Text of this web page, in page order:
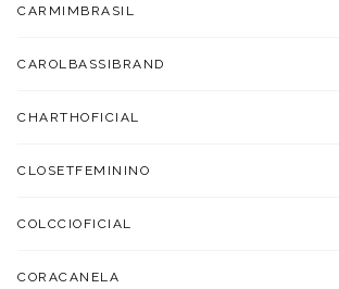
CARMIMBRASIL
CAROLBASSIBRAND
CHARTHOFICIAL
CLOSETFEMININO
COLCCIOFICIAL
CORACANELA